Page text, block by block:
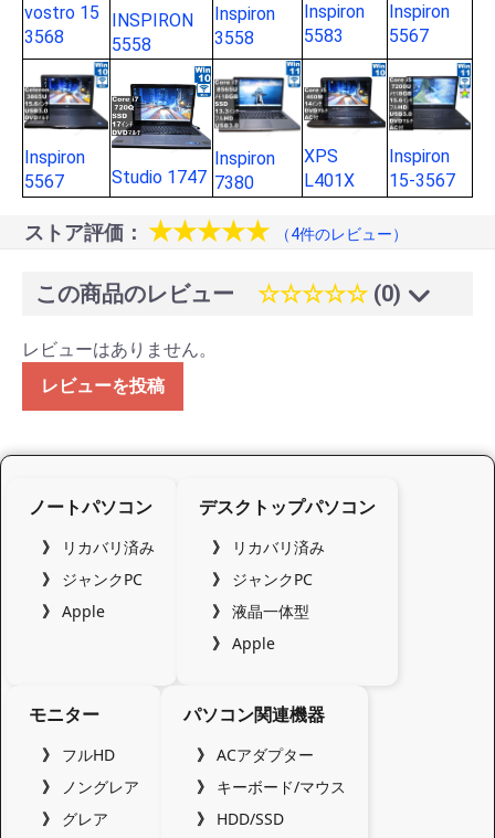
vostro 15
3568
INSPIRON
5558
Inspiron
3558
Inspiron
5583
Inspiron
5567
Inspiron
5567
Studio 1747
Inspiron
7380
XPS
L401X
Inspiron
15-3567
ストア評価： ★★★★★ （4件のレビュー）
この商品のレビュー ☆☆☆☆☆ (0)
レビューはありません。
レビューを投稿
ノートパソコン
リカバリ済み
ジャンクPC
Apple
デスクトップパソコン
リカバリ済み
ジャンクPC
液晶一体型
Apple
モニター
フルHD
ノングレア
グレア
パソコン関連機器
ACアダプター
キーボード/マウス
HDD/SSD